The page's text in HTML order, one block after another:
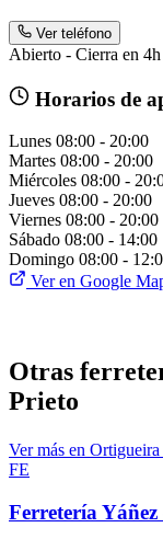
Ver teléfono
Abierto - Cierra en
Horarios de
Lunes 08:00 - 20:00
Martes 08:00 - 20:00
Miércoles 08:00 -
Jueves 08:00 - 20:00
Viernes 08:00 - 20:00
Sábado 08:00 - 14:00
Domingo 08:00 -
Ver en Google
Otras
Prieto
Ver más en Ortigueira
FE
Ferretería